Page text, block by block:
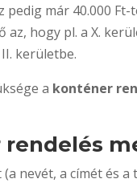
pedig már 40.000
hogy pl. a X.
kerületbe.
a konténer
nevét, a címét és